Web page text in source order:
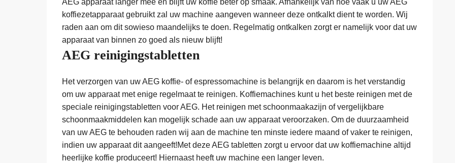
koffiezetapparaat gebruikt zal uw machine aangeven wanneer deze ontkalkt dient te worden. Wij
raden aan om dit sowieso maandelijks te doen. Regelmatig ontkalken zorgt er namelijk voor dat uw
apparaat van binnen zo goed als nieuw blijft!
AEG reinigingstabletten
Het verzorgen van uw AEG koffie- of espressomachine is belangrijk en daarom is het verstandig
om uw apparaat met enige regelmaat te reinigen. Koffiemachines kunt u het beste reinigen met de
speciale reinigingstabletten voor AEG. Het reinigen met schoonmaakazijn of vergelijkbare
schoonmaakmiddelen kan mogelijk schade aan uw apparaat veroorzaken. Om de duurzaamheid
van uw AEG te behouden raden wij aan de machine ten minste iedere maand of vaker te reinigen,
indien uw apparaat dit aangeeft!Met deze AEG tabletten zorgt u ervoor dat uw koffiemachine altijd
heerlijke koffie produceert! Hiernaast heeft uw machine een langer leven.